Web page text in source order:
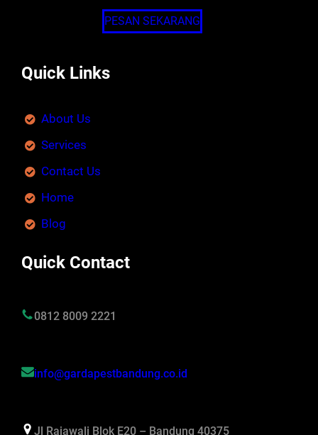
PESAN SEKARANG
Quick Links
About Us
Services
Contact Us
Home
Blog
Quick Contact
0812 8009 2221
info@gardapestbandung.co.id
Jl Rajawali Blok E20 – Bandung 40375